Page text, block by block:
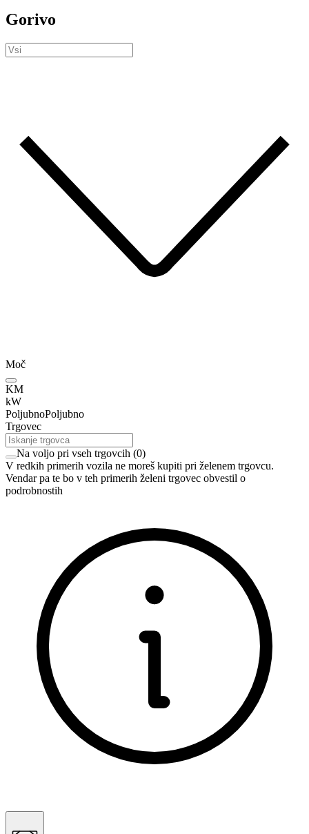
Gorivo
Moč
KM
kW
PoljubnoPoljubno
Trgovec
Na voljo pri vseh trgovcih (0)
V redkih primerih vozila ne moreš kupiti pri želenem trgovcu.
Vendar pa te bo v teh primerih želeni trgovec obvestil o
podrobnostih